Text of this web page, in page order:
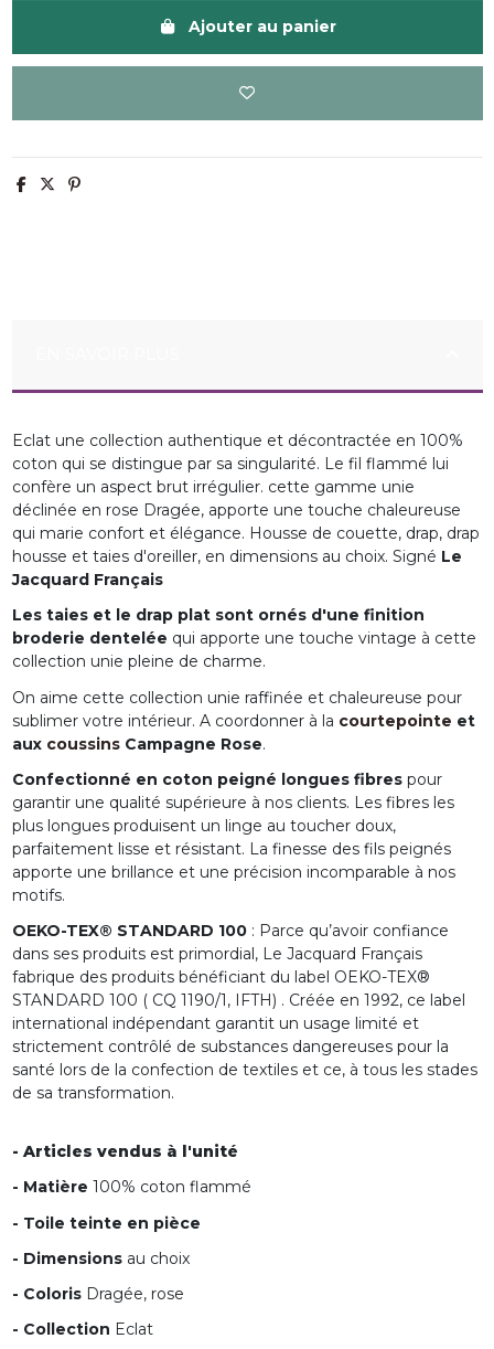
Ajouter au panier
Eclat une collection authentique et décontractée en 100%
coton qui se distingue par sa singularité. Le fil flammé lui
confère un aspect brut irrégulier. cette gamme unie
déclinée en rose Dragée, apporte une touche chaleureuse
qui marie confort et élégance. Housse de couette, drap, drap
housse et taies d'oreiller, en dimensions au choix. Signé Le
Jacquard Français
Les taies et le drap plat sont ornés d'une finition
broderie dentelée qui apporte une touche vintage à cette
collection unie pleine de charme.
On aime cette collection unie raffinée et chaleureuse pour
sublimer votre intérieur. A coordonner à la courtepointe et
aux coussins Campagne Rose.
Confectionné en coton peigné longues fibrespour
garantir une qualité supérieure à nos clients. Les fibres les
plus longues produisent un linge au toucher doux,
parfaitement lisse et résistant. La finesse des fils peignés
apporte une brillance et une précision incomparable à nos
motifs.
OEKO-TEX® STANDARD 100 : Parce qu’avoir confiance
dans ses produits est primordial, Le Jacquard Français
fabrique des produits bénéficiant du label OEKO-TEX®
STANDARD 100 ( CQ 1190/1, IFTH) . Créée en 1992, ce label
international indépendant garantit un usage limité et
strictement contrôlé de substances dangereuses pour la
santé lors de la confection de textiles et ce, à tous les stades
de sa transformation.
- Articles vendus à l'unité
- Matière 100% coton flammé
- Toile teinte en pièce
- Dimensions au choix
- ColorisDragée, rose
- Collection Eclat